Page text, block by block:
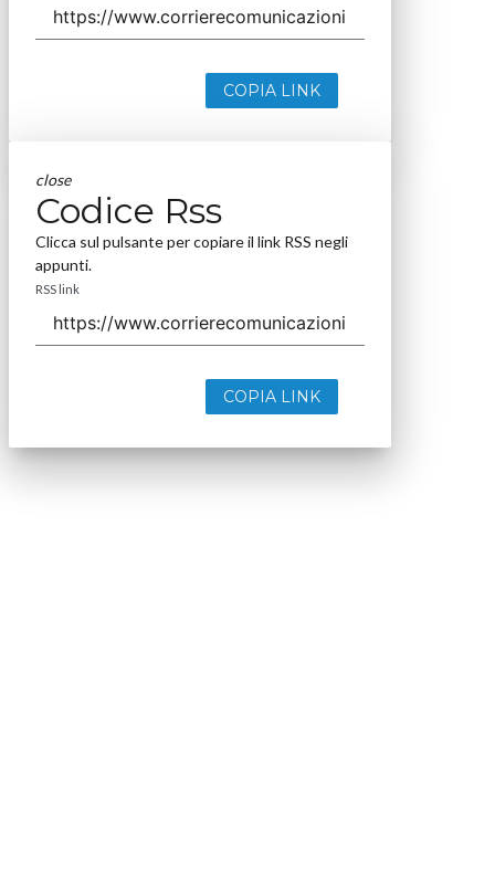
COPIA LINK
close
Codice Rss
Clicca sul pulsante per copiare il link RSS negli
appunti.
RSS link
COPIA LINK